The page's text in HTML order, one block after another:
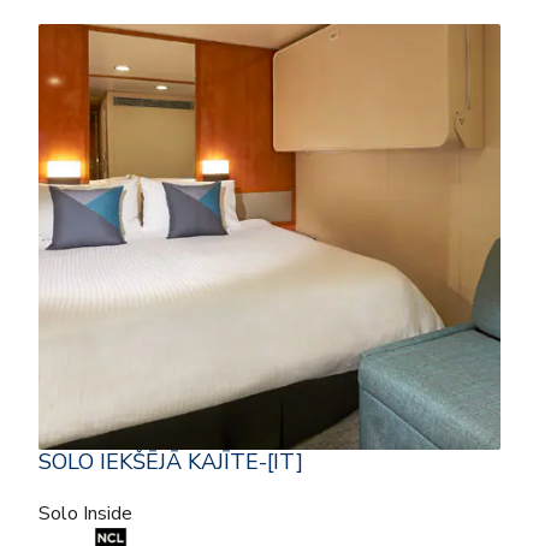
SOLO IEKŠĒJĀ KAJĪTE-[IT]
Solo Inside